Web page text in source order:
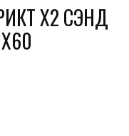
Х2 СЭНД